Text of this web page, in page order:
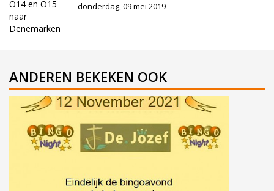
donderdag, 09 mei 2019
ANDEREN BEKEKEN OOK